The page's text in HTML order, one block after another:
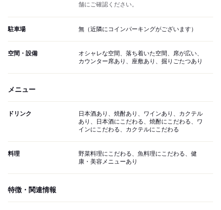
舗にご確認ください。
駐車場 無（近隣にコインパーキングがございます）
空間・設備
オシャレな空間、落ち着いた空間、席が広い、
カウンター席あり、座敷あり、掘りごたつあり
メニュー
ドリンク
日本酒あり、焼酎あり、ワインあり、カクテル
あり、日本酒にこだわる、焼酎にこだわる、ワ
インにこだわる、カクテルにこだわる
料理
野菜料理にこだわる、魚料理にこだわる、健
康・美容メニューあり
特徴・関連情報